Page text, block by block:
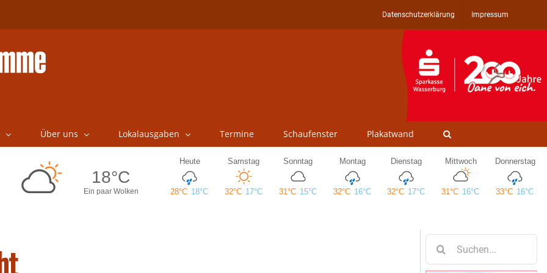
Datenschutzerklärung Impressum
Über uns Lokalausgaben Termine Schaufenster Plakatwand
nach: